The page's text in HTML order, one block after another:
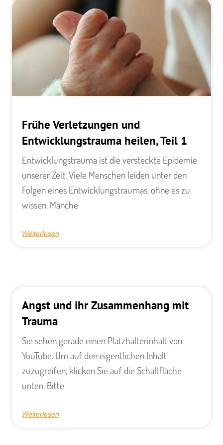
Frühe Verletzungen und
Entwicklungstrauma heilen, Teil 1
Entwicklungstrauma ist die versteckte Epidemie
unserer Zeit. Viele Menschen leiden unter den
Folgen eines Entwicklungstraumas, ohne es zu
wissen. Manche
Weiterlesen
Angst und ihr Zusammenhang mit
Trauma
Sie sehen gerade einen Platzhalterinhalt von
YouTube. Um auf den eigentlichen Inhalt
zuzugreifen, klicken Sie auf die Schaltfläche
unten. Bitte
Weiterlesen